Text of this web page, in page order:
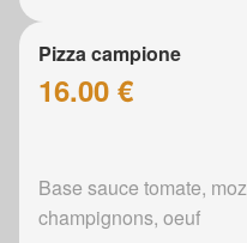
Pizza campione
16.00 €
Base sauce tomate,
champignons, oeuf